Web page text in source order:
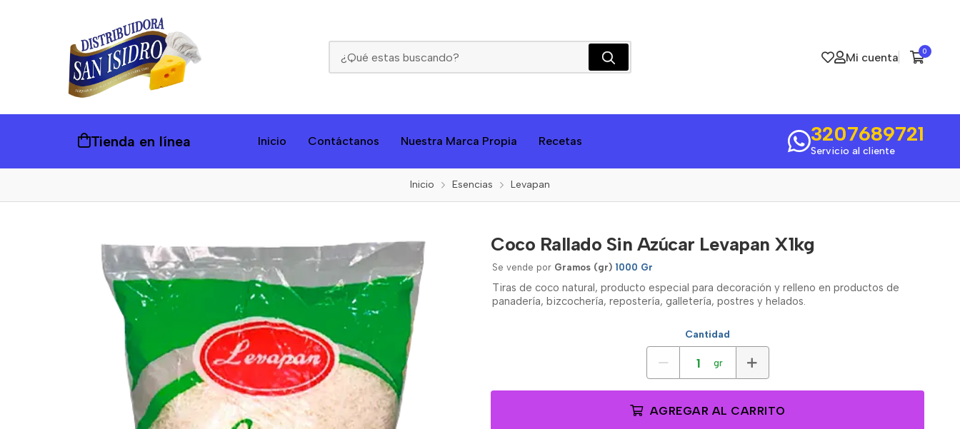
Mi cuenta 0
Tienda en línea Inicio Contáctanos Nuestra Marca Propia Recetas 3207689721
Servicio al cliente
Inicio Esencias Levapan
Coco Rallado Sin Azúcar Levapan X1kg
Se vende por Gramos (gr) 1000 Gr
Tiras de coco natural, producto especial para decoración y relleno en productos de
panadería, bizcochería, repostería, galletería, postres y helados.
Cantidad
gr
AGREGAR AL CARRITO